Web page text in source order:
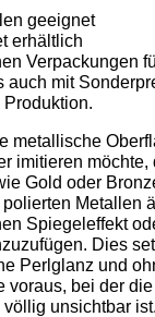
geeignet
erhältlich
Verpackungen
auch mit
metallische
imitieren möchte,
Gold oder
Metallen
Spiegeleffekt
Dies
Perlglanz und
voraus, bei der die
unsichtbar